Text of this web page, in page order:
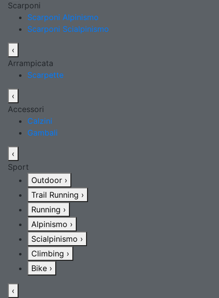
Scarponi
Scarponi Alpinismo
Scarponi Scialpinismo
‹
Arrampicata
Scarpette
‹
Accessori
Calzini
Gambali
‹
Sport
Outdoor ›
Trail Running ›
Running ›
Alpinismo ›
Scialpinismo ›
Climbing ›
Bike ›
‹